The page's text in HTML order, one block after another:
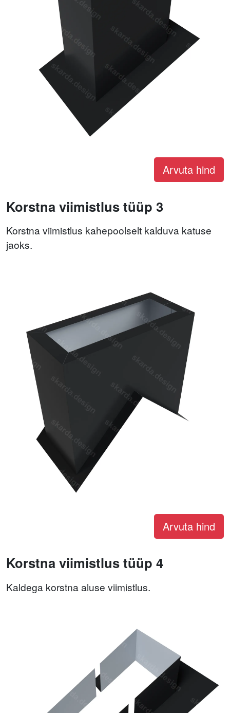
Arvuta hind
Korstna viimistlus tüüp 3
Korstna viimistlus kahepoolselt kalduva katuse
jaoks.
Arvuta hind
Korstna viimistlus tüüp 4
Kaldega korstna aluse viimistlus.